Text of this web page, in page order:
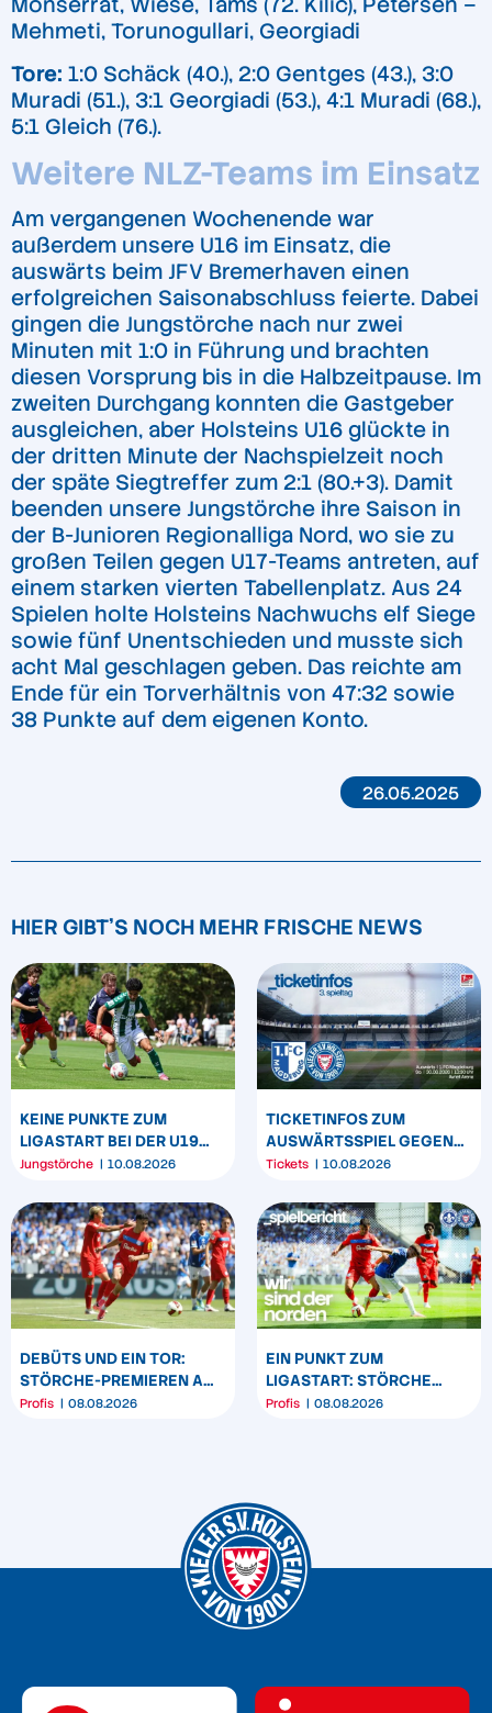
Mehmeti, Torunogullari, Georgiadi
Tore: 1:0 Schäck (40.), 2:0 Gentges (43.), 3:0
Muradi (51.), 3:1 Georgiadi (53.), 4:1 Muradi (68.),
5:1 Gleich (76.).
Weitere NLZ-Teams im Einsatz
Am vergangenen Wochenende war
außerdem unsere U16 im Einsatz, die
auswärts beim JFV Bremerhaven einen
erfolgreichen Saisonabschluss feierte. Dabei
gingen die Jungstörche nach nur zwei
Minuten mit 1:0 in Führung und brachten
diesen Vorsprung bis in die Halbzeitpause. Im
zweiten Durchgang konnten die Gastgeber
ausgleichen, aber Holsteins U16 glückte in
der dritten Minute der Nachspielzeit noch
der späte Siegtreffer zum 2:1 (80.+3). Damit
beenden unsere Jungstörche ihre Saison in
der B-Junioren Regionalliga Nord, wo sie zu
großen Teilen gegen U17-Teams antreten, auf
einem starken vierten Tabellenplatz. Aus 24
Spielen holte Holsteins Nachwuchs elf Siege
sowie fünf Unentschieden und musste sich
acht Mal geschlagen geben. Das reichte am
Ende für ein Torverhältnis von 47:32 sowie
38 Punkte auf dem eigenen Konto.
26.05.2025
HIER GIBT'S NOCH MEHR FRISCHE NEWS
KEINE PUNKTE ZUM
LIGASTART BEI DER U19
UND U17
Jungstörche 10.08.2026
TICKETINFOS ZUM
AUSWÄRTSSPIEL GEGEN
DEN 1. FC MAGDEBURG
Tickets 10.08.2026
DEBÜTS UND EIN TOR:
STÖRCHE-PREMIEREN AM
„BÖLLE“
Profis 08.08.2026
EIN PUNKT ZUM
LIGASTART: STÖRCHE
SPIELEN REMIS IN
Profis 08.08.2026